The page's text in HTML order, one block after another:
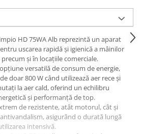
HD 75WA Alb reprezintă un aparat
uscarea rapidă și igienică a mâinilor
și în locațiile comerciale.
versatilă de consum de energie,
doar 800 W când utilizează aer rece și
la aer cald, oferind un echilibru
și performanță de top.
de rezistente, atât motorul, cât și
asigurând o durată lungă
intensivă.